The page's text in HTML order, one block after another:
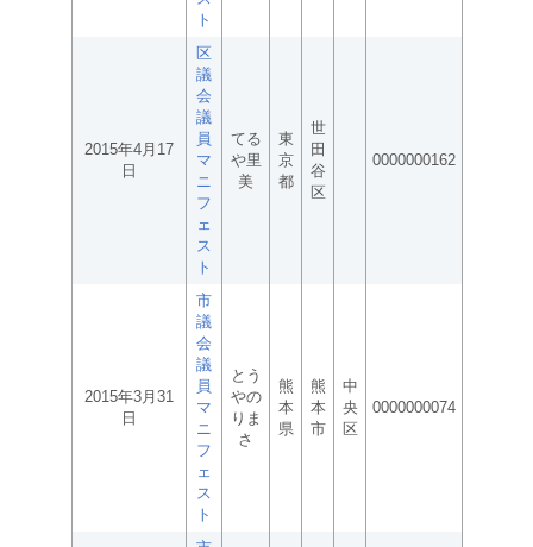
ト
2015年4月17
日
区
議
会
議
員
マ
ニ
フ
ェ
ス
ト
てる
や里
美
東
京
都
世
田
谷
区
0000000162
2015年3月31
日
市
議
会
議
員
マ
ニ
フ
ェ
ス
ト
とう
やの
りま
さ
熊
本
県
熊
本
市
中
央
区
0000000074